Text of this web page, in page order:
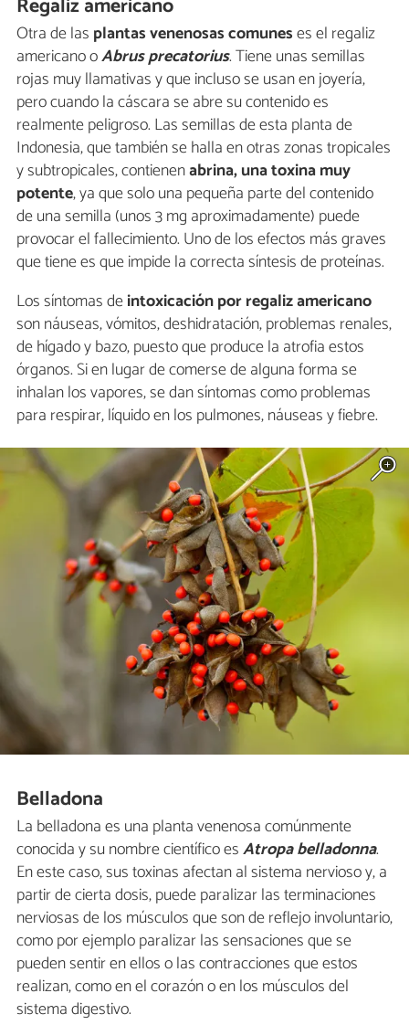
Otra de las plantas venenosas comuneses el regaliz
americano oAbrus precatorius. Tiene unas semillas
rojas muy llamativas y que incluso se usan en joyería,
pero cuando la cáscara se abre su contenido es
realmente peligroso. Las semillas de esta planta de
Indonesia, que también se halla en otras zonas tropicales
y subtropicales, contienenabrina, una toxina muy
potente, ya que solo una pequeña parte del contenido
de una semilla (unos 3 mg aproximadamente) puede
provocar el fallecimiento. Uno de los efectos más graves
que tiene es que impide la correcta síntesis de proteínas.
Los síntomas deintoxicación por regaliz americano
son náuseas, vómitos, deshidratación, problemas renales,
de hígado y bazo, puesto que produce la atrofia estos
órganos. Si en lugar de comerse de alguna forma se
inhalan los vapores, se dan síntomas como problemas
para respirar, líquido en los pulmones, náuseas y fiebre.
Belladona
La belladona es una planta venenosa comúnmente
conocida y su nombre científico esAtropa belladonna.
En este caso, sus toxinas afectan al sistema nervioso y, a
partir de cierta dosis, puede paralizar las terminaciones
nerviosas de los músculos que son de reflejo involuntario,
como por ejemplo paralizar las sensaciones que se
pueden sentir en ellos o las contracciones que estos
realizan, como en el corazón o en los músculos del
sistema digestivo.